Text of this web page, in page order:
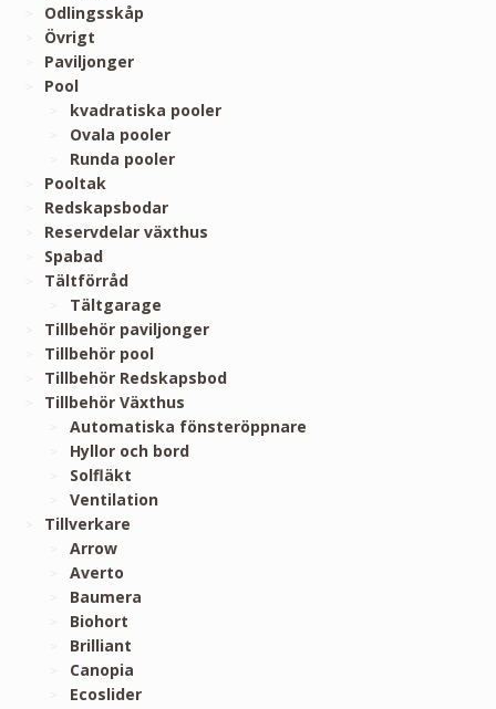
Odlingsskåp
Övrigt
Paviljonger
Pool
kvadratiska pooler
Ovala pooler
Runda pooler
Pooltak
Redskapsbodar
Reservdelar växthus
Spabad
Tältförråd
Tältgarage
Tillbehör paviljonger
Tillbehör pool
Tillbehör Redskapsbod
Tillbehör Växthus
Automatiska fönsteröppnare
Hyllor och bord
Solfläkt
Ventilation
Tillverkare
Arrow
Averto
Baumera
Biohort
Brilliant
Canopia
Ecoslider